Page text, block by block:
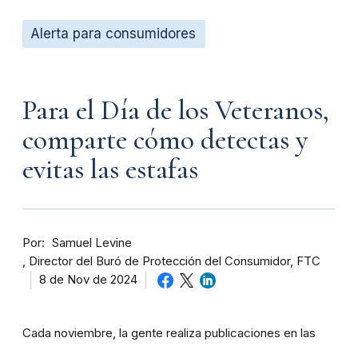
Alerta para consumidores
Para el Día de los Veteranos,
comparte cómo detectas y
evitas las estafas
Por
Samuel Levine
Director del Buró de Protección del Consumidor, FTC
8 de Nov de 2024
Cada noviembre, la gente realiza publicaciones en las